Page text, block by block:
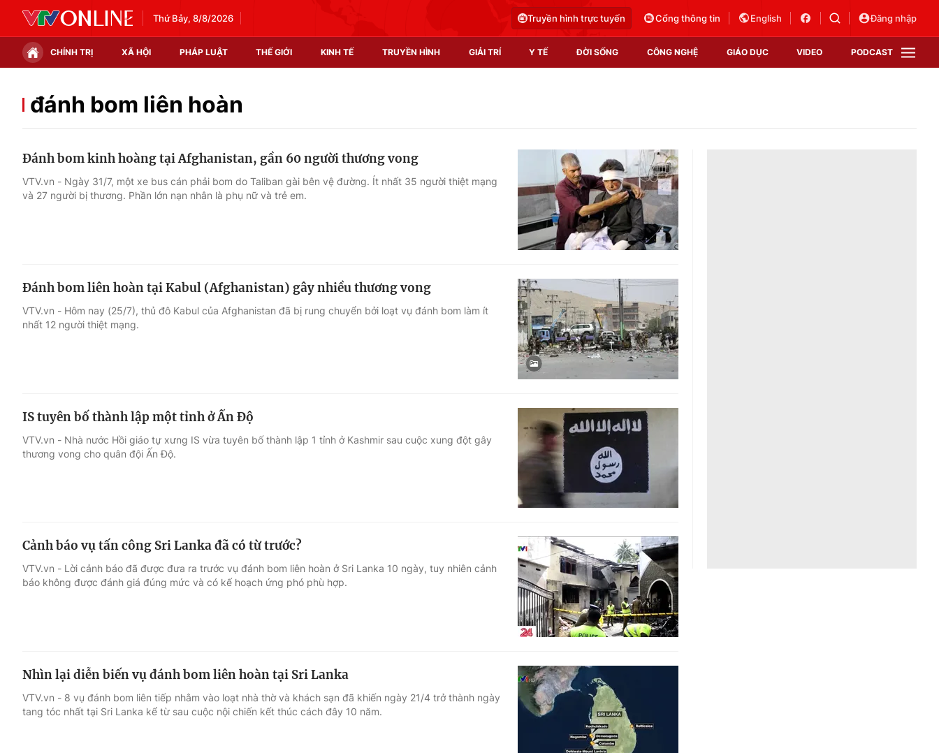
Thứ Bảy, 8/8/2026 Truyền hình trực tuyến Cổng thông tin English Đăng nhập
CHÍNH TRỊ XÃ HỘI PHÁP LUẬT THẾ GIỚI KINH TẾ TRUYỀN HÌNH GIẢI TRÍ Y TẾ ĐỜI SỐNG CÔNG NGHỆ GIÁO DỤC VIDEO PODCAST
Chính trị Xã hội
Thế giới đó đây
Thị trường
Video
Shorts video
Podcast
EMagazine
Photo
Infographic
Góc ảnh
Điện ảnh
Âm nhạc
Sao
Du lịch
Làm đẹp
Học trực tuyến
Công nghệ
Hitech Công nghệ tương lai
Sản phẩm
Thị trường
Tư vấn
VTV Sức khoẻ
đánh bom liên hoàn
Đánh bom kinh hoàng tại Afghanistan, gần 60 người thương vong
VTV.vn - Ngày 31/7, một xe bus cán phải bom do Taliban gài bên vệ đường. Ít nhất 35 người thiệt mạng
và 27 người bị thương. Phần lớn nạn nhân là phụ nữ và trẻ em.
Đánh bom liên hoàn tại Kabul (Afghanistan) gây nhiều thương vong
VTV.vn - Hôm nay (25/7), thủ đô Kabul của Afghanistan đã bị rung chuyển bởi loạt vụ đánh bom làm ít
nhất 12 người thiệt mạng.
IS tuyên bố thành lập một tỉnh ở Ấn Độ
VTV.vn - Nhà nước Hồi giáo tự xưng IS vừa tuyên bố thành lập 1 tỉnh ở Kashmir sau cuộc xung đột gây
thương vong cho quân đội Ấn Độ.
Cảnh báo vụ tấn công Sri Lanka đã có từ trước?
VTV.vn - Lời cảnh báo đã được đưa ra trước vụ đánh bom liên hoàn ở Sri Lanka 10 ngày, tuy nhiên cảnh
báo không được đánh giá đúng mức và có kế hoạch ứng phó phù hợp.
Nhìn lại diễn biến vụ đánh bom liên hoàn tại Sri Lanka
VTV.vn - 8 vụ đánh bom liên tiếp nhằm vào loạt nhà thờ và khách sạn đã khiến ngày 21/4 trở thành ngày
tang tóc nhất tại Sri Lanka kể từ sau cuộc nội chiến kết thúc cách đây 10 năm.